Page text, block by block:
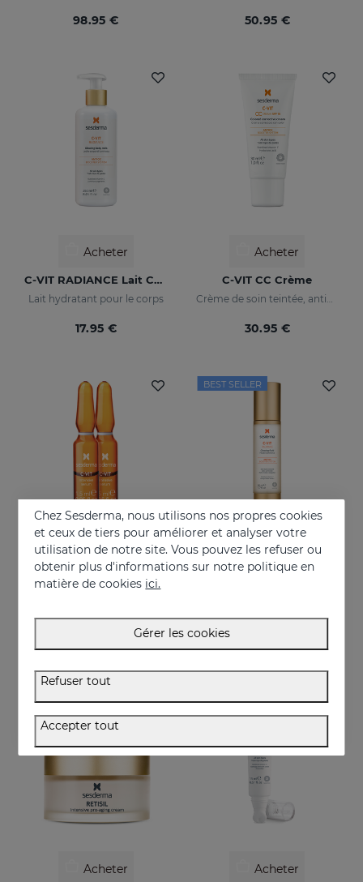
98.95 € 50.95 €
Acheter
C-VIT RADIANCE Lait Corps Lumineux
Lait hydratant pour le corps
17.95 €
Acheter
C-VIT CC Crème
Crème de soin teintée, antioxydante, à la vitamine C et à l'acide hyaluronique
30.95 €
Acheter
C-VIT Sérum Intensif Ampoules
BEST SELLER
Acheter
Acheter Acheter
Chez Sesderma, nous utilisons nos propres cookies
et ceux de tiers pour améliorer et analyser votre
utilisation de notre site. Vous pouvez les refuser ou
obtenir plus d'informations sur notre politique en
matière de cookies ici.
Gérer les cookies
Refuser tout
Accepter tout